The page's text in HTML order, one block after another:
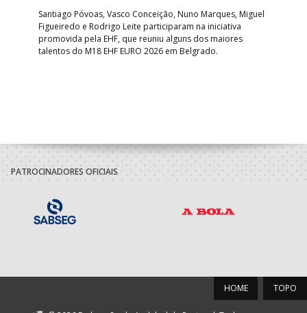
Santiago Póvoas, Vasco Conceição, Nuno Marques, Miguel
Figueiredo e Rodrigo Leite participaram na iniciativa
promovida pela EHF, que reuniu alguns dos maiores
talentos do M18 EHF EURO 2026 em Belgrado.
PATROCINADORES OFICIAIS
TOPO
HOME